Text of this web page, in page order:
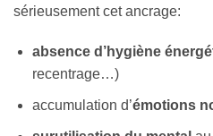
sérieusement cet ancrage:
absence d’hygiène
recentrage…)
accumulation d’émotions